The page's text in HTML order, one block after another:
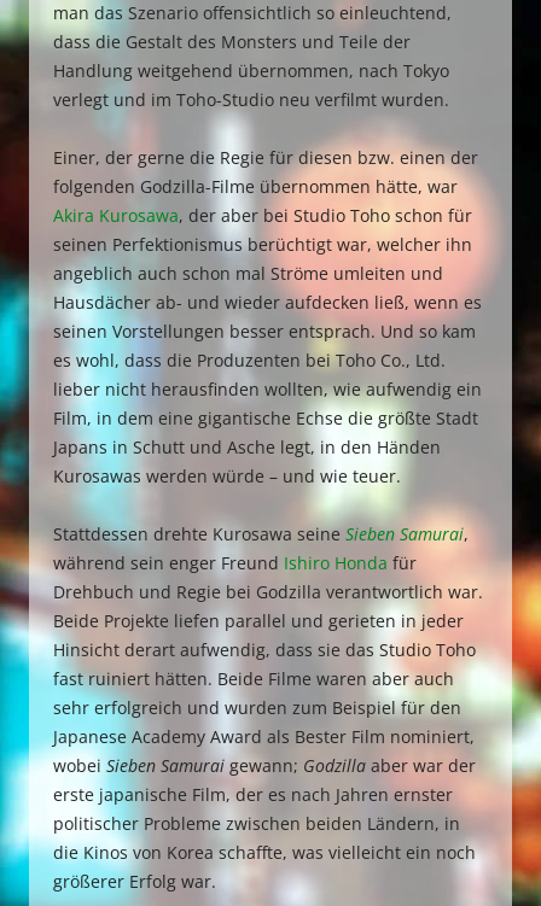
man das Szenario offensichtlich so einleuchtend,
dass die Gestalt des Monsters und Teile der
Handlung weitgehend übernommen, nach Tokyo
verlegt und im Toho-Studio neu verfilmt wurden.
Einer, der gerne die Regie für diesen bzw. einen der
folgenden Godzilla-Filme übernommen hätte, war
Akira Kurosawa, der aber bei Studio Toho schon für
seinen Perfektionismus berüchtigt war, welcher ihn
angeblich auch schon mal Ströme umleiten und
Hausdächer ab- und wieder aufdecken ließ, wenn es
seinen Vorstellungen besser entsprach. Und so kam
es wohl, dass die Produzenten bei Toho Co., Ltd.
lieber nicht herausfinden wollten, wie aufwendig ein
Film, in dem eine gigantische Echse die größte Stadt
Japans in Schutt und Asche legt, in den Händen
Kurosawas werden würde – und wie teuer.
Stattdessen drehte Kurosawa seine Sieben Samurai,
während sein enger Freund Ishiro Honda für
Drehbuch und Regie bei Godzilla verantwortlich war.
Beide Projekte liefen parallel und gerieten in jeder
Hinsicht derart aufwendig, dass sie das Studio Toho
fast ruiniert hätten. Beide Filme waren aber auch
sehr erfolgreich und wurden zum Beispiel für den
Japanese Academy Award als Bester Film nominiert,
wobei Sieben Samuraigewann; Godzilla aber war der
erste japanische Film, der es nach Jahren ernster
politischer Probleme zwischen beiden Ländern, in
die Kinos von Korea schaffte, was vielleicht ein noch
größerer Erfolg war.